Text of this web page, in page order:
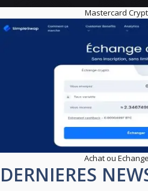
Mastercard
Achat ou
DERNIERES